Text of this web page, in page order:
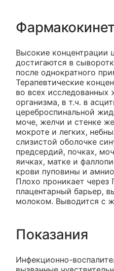
Высокие концентрации
достигаются в
после однократного
Терапевтические
во всех исследованных
организма, в т.ч. в
цереброспинальной
моче, желчи и стенке
мокроте и легких,
слизистой оболочке
предсердий, почках,
яичках, матке и
крови пуповины и
Плохо проникает через
плацентарный барьер,
молоком. Выводится с
Показания
Инфекционно-